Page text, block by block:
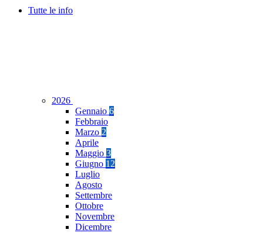
Tutte le info
2026
Gennaio 6
Febbraio
Marzo 2
Aprile
Maggio 3
Giugno 12
Luglio
Agosto
Settembre
Ottobre
Novembre
Dicembre